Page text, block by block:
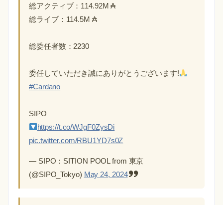
総アクティブ：114.92M ₳
総ライブ：114.5M ₳
総委任者数：2230
委任していただき誠にありがとうございます!
#Cardano
SIPO
https://t.co/WJgF0ZysDi
pic.twitter.com/RBU1YD7s0Z
— SIPO：SITION POOL from 東京
(@SIPO_Tokyo) May 24, 2024